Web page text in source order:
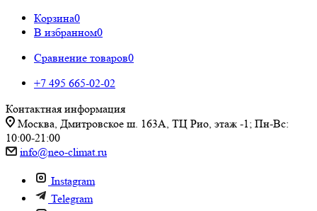
Корзина0
В избранном0
Сравнение товаров0
+7 495 665-02-02
Контактная информация
Москва, Дмитровское ш. 163А, ТЦ Рио, этаж -1; Пн-Вс:
10:00-21:00
info@neo-climat.ru
Instagram
Telegram